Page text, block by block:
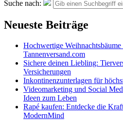
Suche nach:
Neueste Beiträge
Hochwertige
Tannenversand.com
Sichere deinen Liebling:
Versicherungen
Inkontinenzunterlagen für
Videomarketing und Social
Ideen zum Leben
Rapé kaufen: Entdecke die
ModernMind